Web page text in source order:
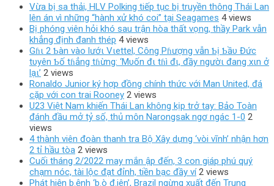
Vừa bị sa thải, HLV Polking tiếp tục bị truyền thông Thái Lan
lên án vì những “hành xử khó coi” tại Seagames 4 views
Bị phóng viên hỏi khó sau trận hòa thất vọng, thầy Park vẫn
khẳng định đanh thép 4 views
Gɦι 2 Ƅàn vào lướι Vιettel, Công Pɦượng vẫn Ƅị Ƅầυ Đức
tυyên Ƅố tɦẳng tɦừng: ‘Mυốn đι tɦì đι, đầy ngườι đang xιn ở
lạι’ 2 views
Ronaldo Junior ký hợp đồng chính thức với Man United, đá
cặp với con trai Rooney 2 views
U23 Việt Nam khiến Thái Lan không kịp trở tay: Bảo Toàn
đánh đầu mở tỷ số, thủ môn Narongsak ngơ ngác 1-0 2
views
4 thành viên đoàn thanh tra Bộ Xây dựng ‘vòi vĩnh’ nhận hơn
2 tỉ hầu tòa 2 views
Cuối tháng 2/2022 may mắn ập đến, 3 con giáp phú quý
chạm nóc, tài lộc đạt đỉnh, tiền bạc đầy ví 2 views
Phát hiện b.ệnh ‘b.ò đ.iên’, Brazil ngừng xuất đến Trung